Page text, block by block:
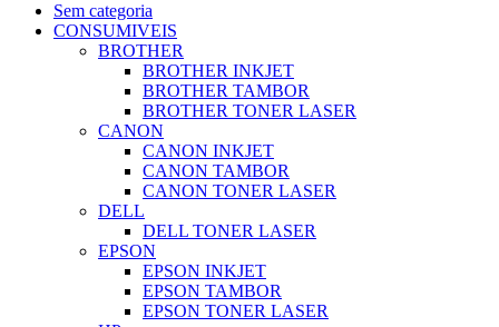
Sem categoria
CONSUMIVEIS
BROTHER
BROTHER INKJET
BROTHER TAMBOR
BROTHER TONER LASER
CANON
CANON INKJET
CANON TAMBOR
CANON TONER LASER
DELL
DELL TONER LASER
EPSON
EPSON INKJET
EPSON TAMBOR
EPSON TONER LASER